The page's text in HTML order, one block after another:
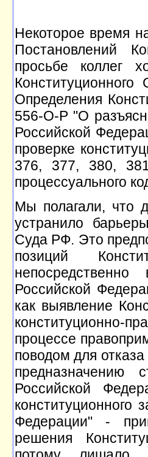
Некоторое время
Постановлений
просьбе коллег
Определения
556-О-Р "О
Российской
проверке
376, 377, 380,
процессуального
Мы полагали, что
устранило
Суда РФ. Это
позиций
Российской
как выявление
конституционно-
процессе
поводом для
Российской
конституционного
Федерации" -
решения